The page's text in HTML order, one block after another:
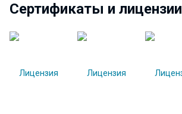
Сертификаты и лицензии